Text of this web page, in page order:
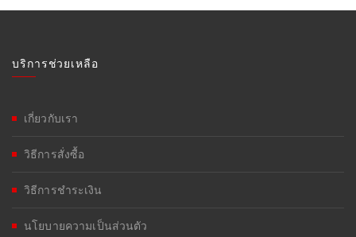
บริการช่วยเหลือ
เกี่ยวกับเรา
วิธีการสั่งซื้อ
วิธีการชำระเงิน
นโยบายความเป็นส่วนตัว